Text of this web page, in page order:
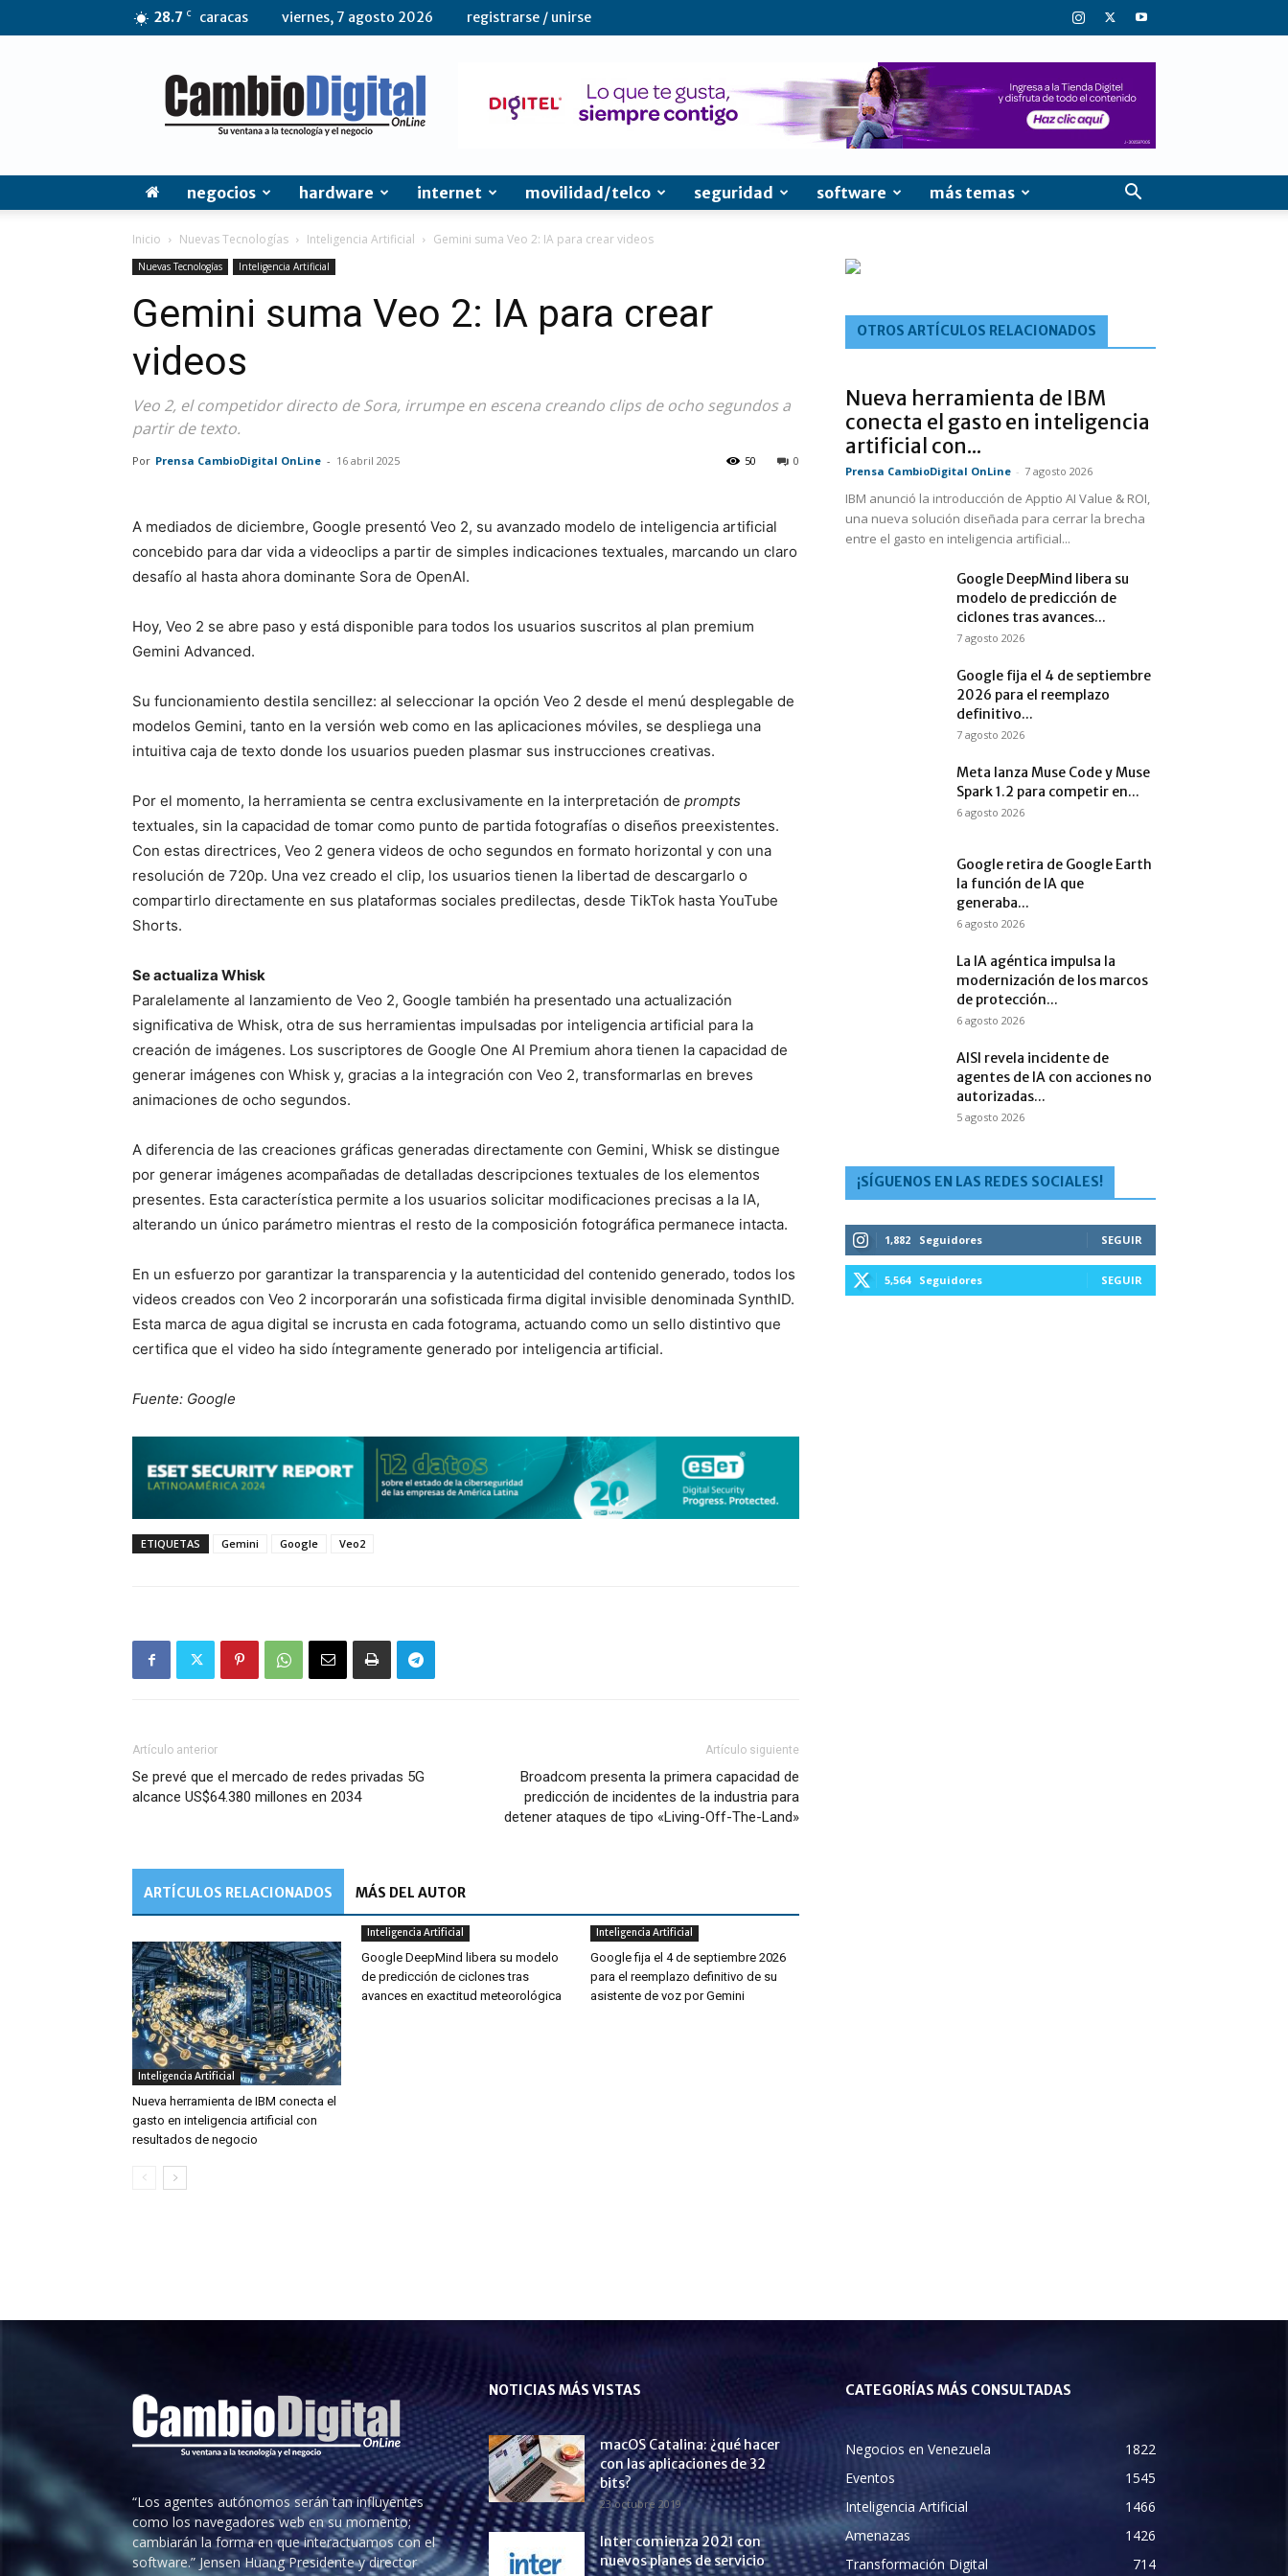
28.7 C caracas viernes, 7 agosto 2026 registrarse / unirse
CambioDigital
OnLine
negocios hardware internet movilidad/telco seguridad software más temas
Inicio Nuevas Tecnologías Inteligencia Artificial Gemini suma Veo 2: IA para crear videos
Nuevas Tecnologías Inteligencia Artificial
Gemini suma Veo 2: IA para crear
videos
Veo 2, el competidor directo de Sora, irrumpe en escena creando clips de ocho segundos a
partir de texto.
Por Prensa CambioDigital OnLine - 16 abril 2025 0
50
A mediados de diciembre, Google presentó Veo 2, su avanzado modelo de inteligencia artificial
concebido para dar vida a videoclips a partir de simples indicaciones textuales, marcando un claro
desafío al hasta ahora dominante Sora de OpenAI.
Hoy, Veo 2 se abre paso y está disponible para todos los usuarios suscritos al plan premium
Gemini Advanced.
Su funcionamiento destila sencillez: al seleccionar la opción Veo 2 desde el menú desplegable de
modelos Gemini, tanto en la versión web como en las aplicaciones móviles, se despliega una
intuitiva caja de texto donde los usuarios pueden plasmar sus instrucciones creativas.
Por el momento, la herramienta se centra exclusivamente en la interpretación de prompts
textuales, sin la capacidad de tomar como punto de partida fotografías o diseños preexistentes.
Con estas directrices, Veo 2 genera videos de ocho segundos en formato horizontal y con una
resolución de 720p. Una vez creado el clip, los usuarios tienen la libertad de descargarlo o
compartirlo directamente en sus plataformas sociales predilectas, desde TikTok hasta YouTube
Shorts.
Se actualiza Whisk
Paralelamente al lanzamiento de Veo 2, Google también ha presentado una actualización
significativa de Whisk, otra de sus herramientas impulsadas por inteligencia artificial para la
creación de imágenes. Los suscriptores de Google One AI Premium ahora tienen la capacidad de
generar imágenes con Whisk y, gracias a la integración con Veo 2, transformarlas en breves
animaciones de ocho segundos.
A diferencia de las creaciones gráficas generadas directamente con Gemini, Whisk se distingue
por generar imágenes acompañadas de detalladas descripciones textuales de los elementos
presentes. Esta característica permite a los usuarios solicitar modificaciones precisas a la IA,
alterando un único parámetro mientras el resto de la composición fotográfica permanece intacta.
En un esfuerzo por garantizar la transparencia y la autenticidad del contenido generado, todos los
videos creados con Veo 2 incorporarán una sofisticada firma digital invisible denominada SynthID.
Esta marca de agua digital se incrusta en cada fotograma, actuando como un sello distintivo que
certifica que el video ha sido íntegramente generado por inteligencia artificial.
Fuente: Google
ETIQUETAS Gemini Google Veo2
Artículo anterior
Se prevé que el mercado de redes privadas 5G
alcance US$64.380 millones en 2034
Artículo siguiente
Broadcom presenta la primera capacidad de
predicción de incidentes de la industria para
detener ataques de tipo «Living-Off-The-Land»
ARTÍCULOS RELACIONADOS MÁS DEL AUTOR
Inteligencia Artificial
Nueva herramienta de IBM conecta el
gasto en inteligencia artificial con
resultados de negocio
Inteligencia Artificial
Google DeepMind libera su modelo
de predicción de ciclones tras
avances en exactitud meteorológica
Inteligencia Artificial
Google fija el 4 de septiembre 2026
para el reemplazo definitivo de su
asistente de voz por Gemini
OTROS ARTÍCULOS RELACIONADOS
Nueva herramienta de IBM
conecta el gasto en inteligencia
artificial con...
Prensa CambioDigital OnLine - 7 agosto 2026
IBM anunció la introducción de Apptio AI Value & ROI,
una nueva solución diseñada para cerrar la brecha
entre el gasto en inteligencia artificial...
Google DeepMind libera su
modelo de predicción de
ciclones tras avances...
7 agosto 2026
Google fija el 4 de septiembre
2026 para el reemplazo
definitivo...
7 agosto 2026
Meta lanza Muse Code y Muse
Spark 1.2 para competir en...
6 agosto 2026
Google retira de Google Earth
la función de IA que
generaba...
6 agosto 2026
La IA agéntica impulsa la
modernización de los marcos
de protección...
6 agosto 2026
AISI revela incidente de
agentes de IA con acciones no
autorizadas...
5 agosto 2026
¡SÍGUENOS EN LAS REDES SOCIALES!
1,882 Seguidores SEGUIR
5,564 Seguidores SEGUIR
“Los agentes autónomos serán tan influyentes
como los navegadores web en su momento;
cambiarán la forma en que interactuamos con el
software.” Jensen Huang Presidente y director
NOTICIAS MÁS VISTAS
macOS Catalina: ¿qué hacer
con las aplicaciones de 32
bits?
23 octubre 2019
Inter comienza 2021 con
nuevos planes de servicio
CATEGORÍAS MÁS CONSULTADAS
Negocios en Venezuela
1822
Eventos
1545
Inteligencia Artificial
1466
Amenazas
1426
Transformación Digital
714